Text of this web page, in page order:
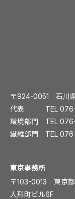
〒924-0051 石川
代表 TEL
環境部門 TEL
繊維部門 TEL
️東京事務所
〒103-0013 東京
人形町ビル6F